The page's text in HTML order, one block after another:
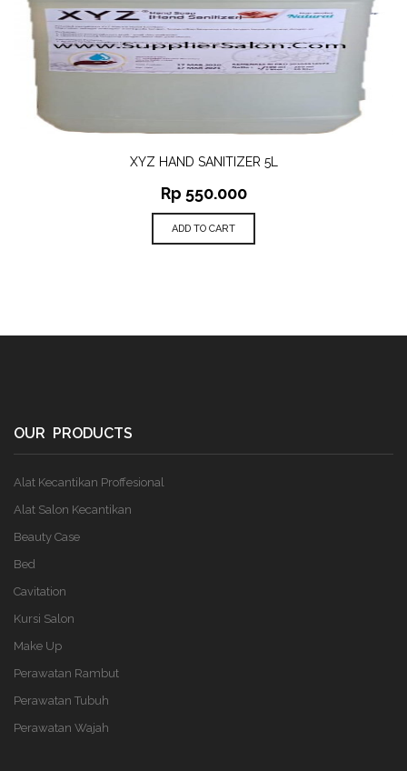
XYZ HAND SANITIZER 5L
Rp 550.000
ADD TO CART
OUR PRODUCTS
Alat Kecantikan Proffesional
Alat Salon Kecantikan
Beauty Case
Bed
Cavitation
Kursi Salon
Make Up
Perawatan Rambut
Perawatan Tubuh
Perawatan Wajah